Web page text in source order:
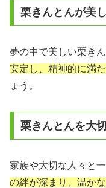
栗きんとんが美
夢の中で美しい栗き
安定し、精神的に満
ょう。
栗きんとんを大
家族や大切な人々と
の絆が深まり、温か